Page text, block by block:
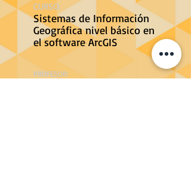
CURSO:
Sistemas de Información
Geográfica nivel básico en
el software ArcGIS
PROFESOR: